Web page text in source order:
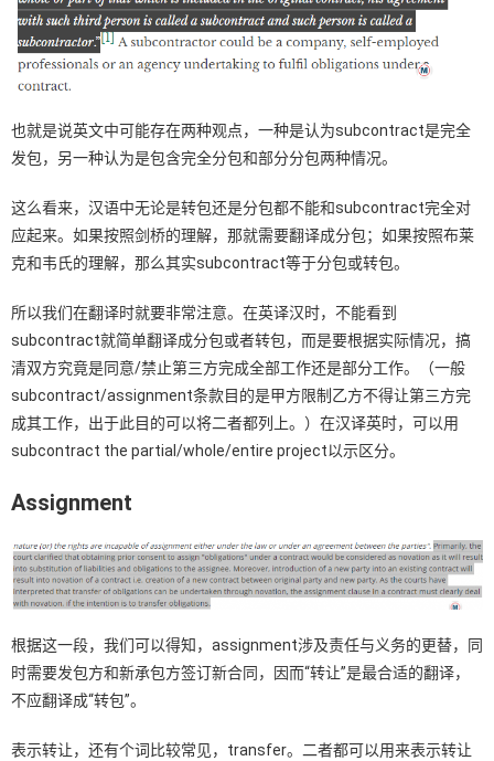
也就是说英文中可能存在两种观点，一种是认为subcontract是完全
发包，另一种认为是包含完全分包和部分分包两种情况。
这么看来，汉语中无论是转包还是分包都不能和subcontract完全对
应起来。如果按照剑桥的理解，那就需要翻译成分包；如果按照布莱
克和韦氏的理解，那么其实subcontract等于分包或转包。
所以我们在翻译时就要非常注意。在英译汉时，不能看到
subcontract就简单翻译成分包或者转包，而是要根据实际情况，搞
清双方究竟是同意/禁止第三方完成全部工作还是部分工作。（一般
subcontract/assignment条款目的是甲方限制乙方不得让第三方完
成其工作，出于此目的可以将二者都列上。）在汉译英时，可以用
subcontract the partial/whole/entire project以示区分。
Assignment
根据这一段，我们可以得知，assignment涉及责任与义务的更替，同
时需要发包方和新承包方签订新合同，因而“转让”是最合适的翻译，
不应翻译成“转包”。
表示转让，还有个词比较常见，transfer。二者都可以用来表示转让